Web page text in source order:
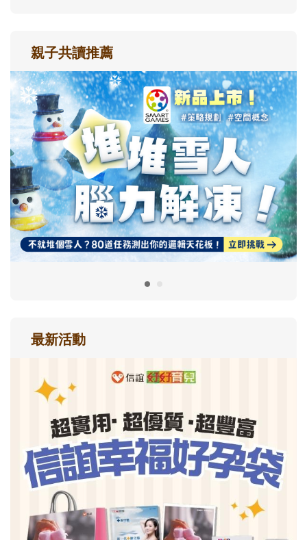
親子共讀推薦
最新活動